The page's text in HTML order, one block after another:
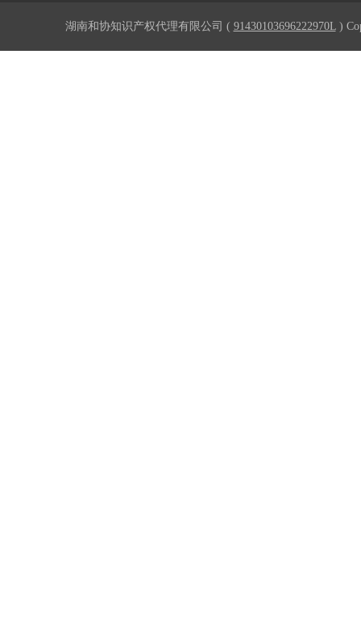
湖南和协知识产权代理有限公司 ( 91430103696222970L)